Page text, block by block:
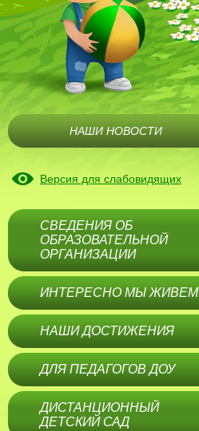
Версия для слабовидящих
СВЕДЕНИЯ ОБ
ОБРАЗОВАТЕЛЬНОЙ
ОРГАНИЗАЦИИ
ИНТЕРЕСНО МЫ ЖИВЕМ
НАШИ ДОСТИЖЕНИЯ
ДЛЯ ПЕДАГОГОВ ДОУ
ДИСТАНЦИОННЫЙ
ДЕТСКИЙ САД
НАШИ НОВОСТИ